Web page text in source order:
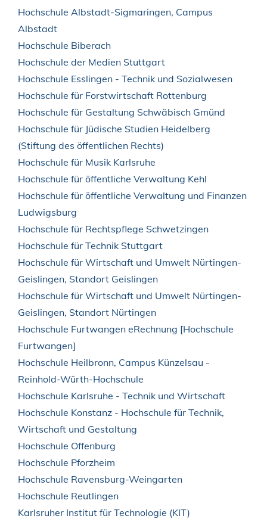
Hochschule Albstadt-Sigmaringen, Campus
Albstadt
Hochschule Biberach
Hochschule der Medien Stuttgart
Hochschule Esslingen - Technik und Sozialwesen
Hochschule für Forstwirtschaft Rottenburg
Hochschule für Gestaltung Schwäbisch Gmünd
Hochschule für Jüdische Studien Heidelberg
(Stiftung des öffentlichen Rechts)
Hochschule für Musik Karlsruhe
Hochschule für öffentliche Verwaltung Kehl
Hochschule für öffentliche Verwaltung und Finanzen
Ludwigsburg
Hochschule für Rechtspflege Schwetzingen
Hochschule für Technik Stuttgart
Hochschule für Wirtschaft und Umwelt Nürtingen-
Geislingen, Standort Geislingen
Hochschule für Wirtschaft und Umwelt Nürtingen-
Geislingen, Standort Nürtingen
Hochschule Furtwangen eRechnung [Hochschule
Furtwangen]
Hochschule Heilbronn, Campus Künzelsau -
Reinhold-Würth-Hochschule
Hochschule Karlsruhe - Technik und Wirtschaft
Hochschule Konstanz - Hochschule für Technik,
Wirtschaft und Gestaltung
Hochschule Offenburg
Hochschule Pforzheim
Hochschule Ravensburg-Weingarten
Hochschule Reutlingen
Karlsruher Institut für Technologie (KIT)